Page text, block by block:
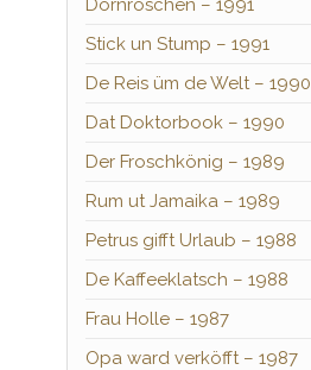
Dornröschen – 1991
Stick un Stump – 1991
De Reis üm de Welt – 1990
Dat Doktorbook – 1990
Der Froschkönig – 1989
Rum ut Jamaika – 1989
Petrus gifft Urlaub – 1988
De Kaffeeklatsch – 1988
Frau Holle – 1987
Opa ward verköfft – 1987